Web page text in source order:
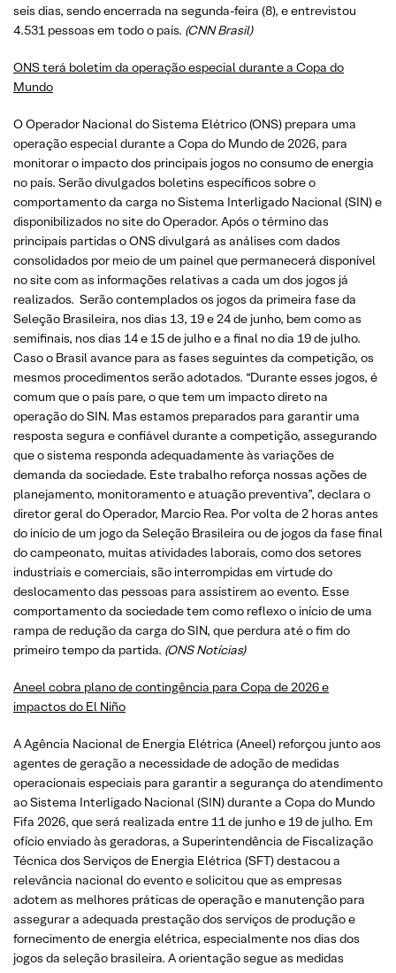
seis dias, sendo encerrada na segunda-feira (8), e entrevistou
4.531 pessoas em todo o país. (CNN Brasil)
ONS terá boletim da operação especial durante a Copa do
Mundo
O Operador Nacional do Sistema Elétrico (ONS) prepara uma
operação especial durante a Copa do Mundo de 2026, para
monitorar o impacto dos principais jogos no consumo de energia
no país. Serão divulgados boletins específicos sobre o
comportamento da carga no Sistema Interligado Nacional (SIN) e
disponibilizados no site do Operador. Após o término das
principais partidas o ONS divulgará as análises com dados
consolidados por meio de um painel que permanecerá disponível
no site com as informações relativas a cada um dos jogos já
realizados. Serão contemplados os jogos da primeira fase da
Seleção Brasileira, nos dias 13, 19 e 24 de junho, bem como as
semifinais, nos dias 14 e 15 de julho e a final no dia 19 de julho.
Caso o Brasil avance para as fases seguintes da competição, os
mesmos procedimentos serão adotados. “Durante esses jogos, é
comum que o país pare, o que tem um impacto direto na
operação do SIN. Mas estamos preparados para garantir uma
resposta segura e confiável durante a competição, assegurando
que o sistema responda adequadamente às variações de
demanda da sociedade. Este trabalho reforça nossas ações de
planejamento, monitoramento e atuação preventiva”, declara o
diretor geral do Operador, Marcio Rea. Por volta de 2 horas antes
do início de um jogo da Seleção Brasileira ou de jogos da fase final
do campeonato, muitas atividades laborais, como dos setores
industriais e comerciais, são interrompidas em virtude do
deslocamento das pessoas para assistirem ao evento. Esse
comportamento da sociedade tem como reflexo o início de uma
rampa de redução da carga do SIN, que perdura até o fim do
primeiro tempo da partida. (ONS Notícias)
Aneel cobra plano de contingência para Copa de 2026 e
impactos do El Niño
A Agência Nacional de Energia Elétrica (Aneel) reforçou junto aos
agentes de geração a necessidade de adoção de medidas
operacionais especiais para garantir a segurança do atendimento
ao Sistema Interligado Nacional (SIN) durante a Copa do Mundo
Fifa 2026, que será realizada entre 11 de junho e 19 de julho. Em
ofício enviado às geradoras, a Superintendência de Fiscalização
Técnica dos Serviços de Energia Elétrica (SFT) destacou a
relevância nacional do evento e solicitou que as empresas
adotem as melhores práticas de operação e manutenção para
assegurar a adequada prestação dos serviços de produção e
fornecimento de energia elétrica, especialmente nos dias dos
jogos da seleção brasileira. A orientação segue as medidas